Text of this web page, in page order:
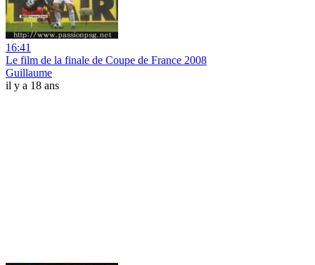
16:41
Le film de la finale de Coupe de France 2008
Guillaume
il y a 18 ans